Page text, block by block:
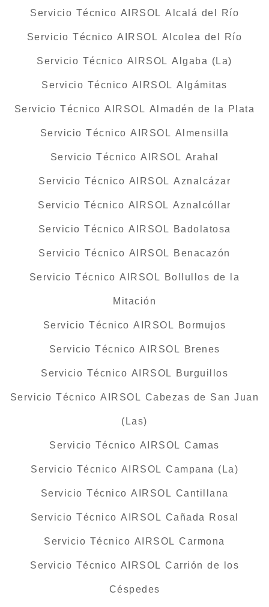
Servicio Técnico AIRSOL Alcalá del Río
Servicio Técnico AIRSOL Alcolea del Río
Servicio Técnico AIRSOL Algaba (La)
Servicio Técnico AIRSOL Algámitas
Servicio Técnico AIRSOL Almadén de la Plata
Servicio Técnico AIRSOL Almensilla
Servicio Técnico AIRSOL Arahal
Servicio Técnico AIRSOL Aznalcázar
Servicio Técnico AIRSOL Aznalcóllar
Servicio Técnico AIRSOL Badolatosa
Servicio Técnico AIRSOL Benacazón
Servicio Técnico AIRSOL Bollullos de la
Mitación
Servicio Técnico AIRSOL Bormujos
Servicio Técnico AIRSOL Brenes
Servicio Técnico AIRSOL Burguillos
Servicio Técnico AIRSOL Cabezas de San Juan
(Las)
Servicio Técnico AIRSOL Camas
Servicio Técnico AIRSOL Campana (La)
Servicio Técnico AIRSOL Cantillana
Servicio Técnico AIRSOL Cañada Rosal
Servicio Técnico AIRSOL Carmona
Servicio Técnico AIRSOL Carrión de los
Céspedes